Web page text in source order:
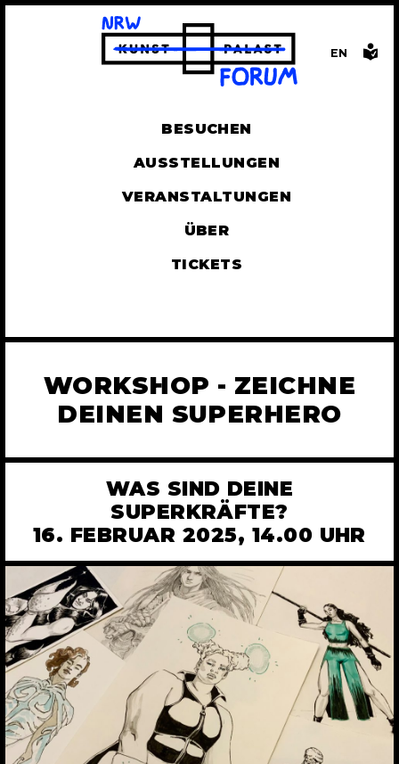
BESUCHEN
AUSSTELLUNGEN
VERANSTALTUNGEN
ÜBER
TICKETS
EN GLISH
WORKSHOP - ZEICHNE
DEINEN SUPERHERO
WAS SIND DEINE
SUPERKRÄFTE?
16. FEBRUAR 2025, 14.00 UHR